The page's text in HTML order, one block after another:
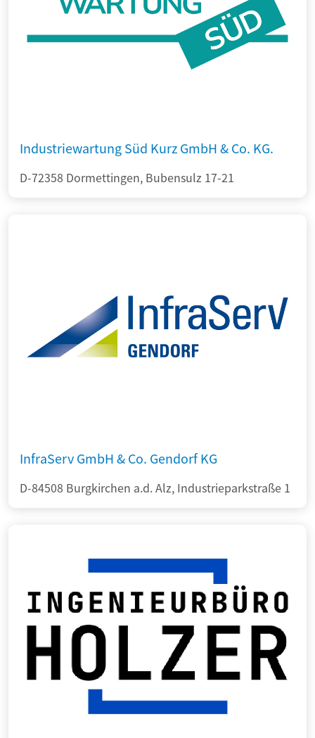
Industriewartung Süd Kurz GmbH & Co. KG.
D-72358 Dormettingen, Bubensulz 17-21
InfraServ GmbH & Co. Gendorf KG
D-84508 Burgkirchen a.d. Alz, Industrieparkstraße 1